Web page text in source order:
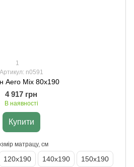
1
Артикул: n0591
Aero Mix 80х190
4 917 грн
В наявності
Купити
матрацу, см
120х190 140х190 150х190